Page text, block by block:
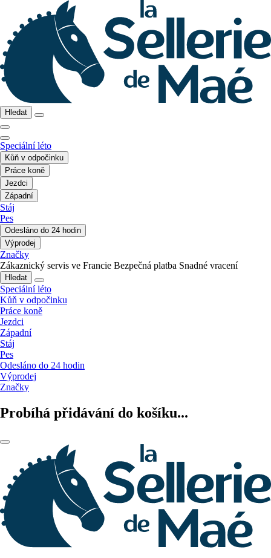
Hledat
Speciální léto
Kůň v odpočinku
Práce koně
Jezdci
Západní
Stáj
Pes
Odesláno do 24 hodin
Výprodej
Značky
Zákaznický servis ve Francie Bezpečná platba Snadné vracení
Hledat
Speciální léto
Kůň v odpočinku
Práce koně
Jezdci
Západní
Stáj
Pes
Odesláno do 24 hodin
Výprodej
Značky
Probíhá přidávání do košíku...